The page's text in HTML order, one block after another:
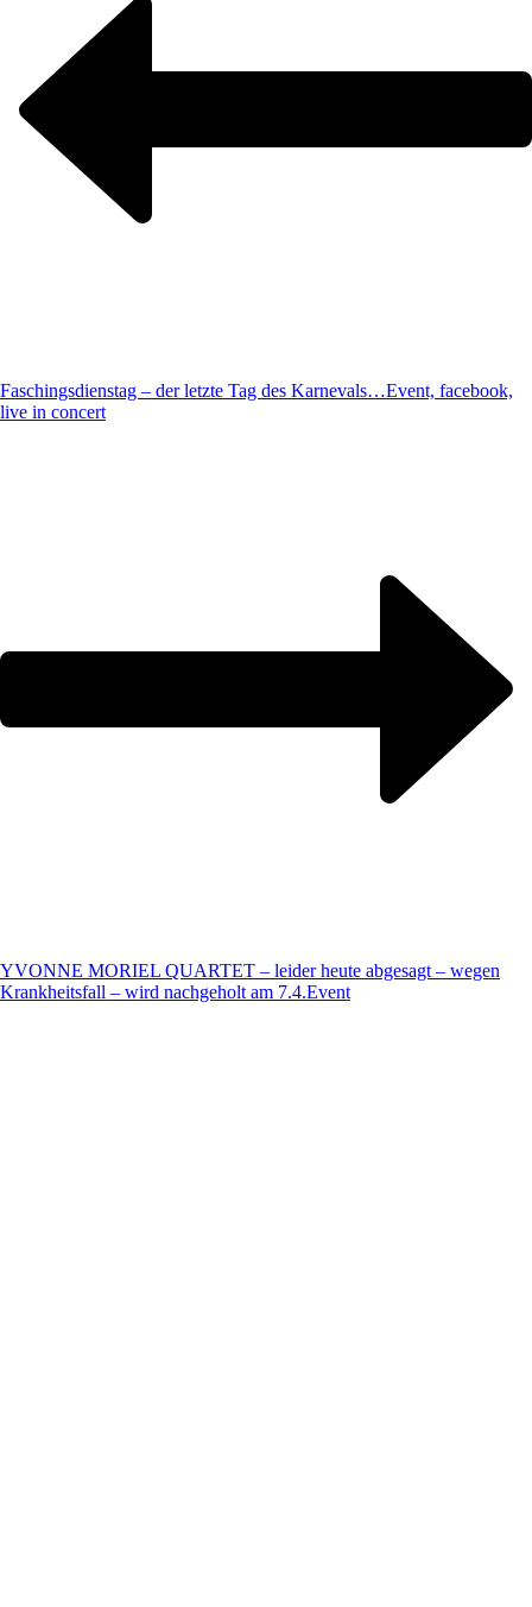
Faschingsdienstag – der letzte Tag des Karnevals…Event, facebook,
live in concert
YVONNE MORIEL QUARTET – leider heute abgesagt – wegen
Krankheitsfall – wird nachgeholt am 7.4.Event